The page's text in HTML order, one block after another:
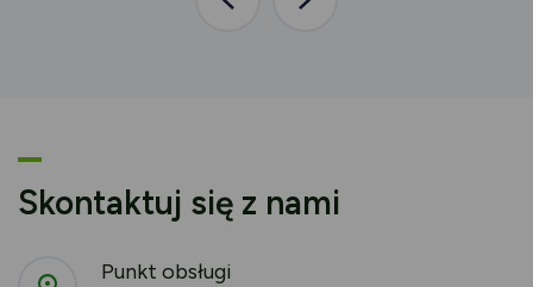
PoprzedniaNastępna
Skontaktuj się z nami
Punkt obsługi